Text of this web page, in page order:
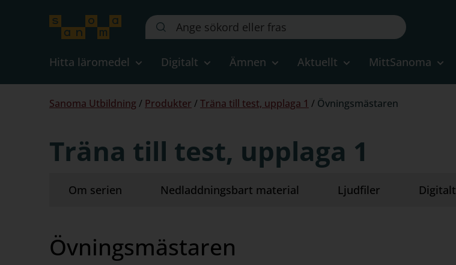
Sök
på
webbplatsen::
Hitta läromedel Digitalt Ämnen Aktuellt MittSanoma
Du
Sanoma Utbildning / Produkter /Träna till test, upplaga 1 / Övningsmästaren
Träna till test, upplaga 1
Om serien Nedladdningsbart material Ljudfiler Digitalt
Övningsmästaren